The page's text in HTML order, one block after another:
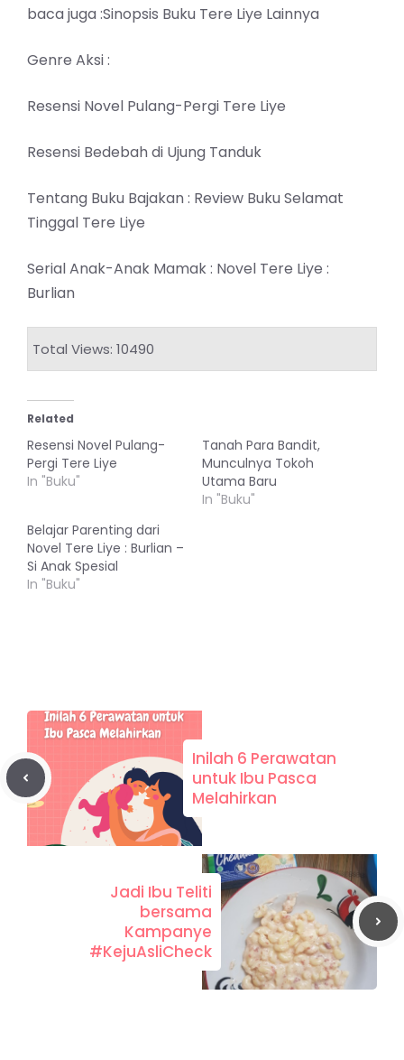
baca juga :Sinopsis Buku Tere Liye Lainnya
Genre Aksi :
Resensi Novel Pulang-Pergi Tere Liye
Resensi Bedebah di Ujung Tanduk
Tentang Buku Bajakan : Review Buku Selamat
Tinggal Tere Liye
Serial Anak-Anak Mamak : Novel Tere Liye :
Burlian
Total Views: 10490
Related
Resensi Novel Pulang-
Pergi Tere Liye
In "Buku"
Tanah Para Bandit,
Munculnya Tokoh
Utama Baru
In "Buku"
Belajar Parenting dari
Novel Tere Liye : Burlian –
Si Anak Spesial
In "Buku"
Inilah 6 Perawatan
untuk Ibu Pasca
Melahirkan
Jadi Ibu Teliti
bersama
Kampanye
#KejuAsliCheck